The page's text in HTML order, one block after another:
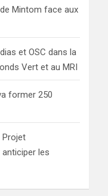
Mintom face aux
et OSC dans la
Vert et au MRI
former 250
Projet
anticiper les